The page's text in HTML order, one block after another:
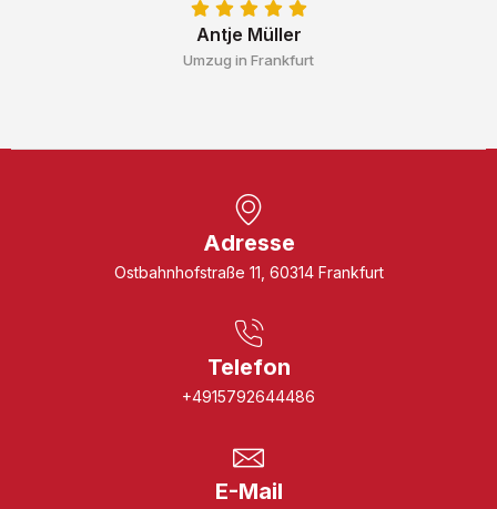
Antje Müller
Umzug in Frankfurt
Adresse
Ostbahnhofstraße 11, 60314 Frankfurt
Telefon
+4915792644486
E-Mail